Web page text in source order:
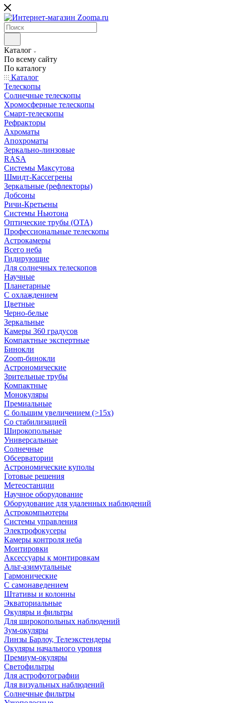
Каталог
По всему сайту
По каталогу
Каталог
Телескопы
Солнечные телескопы
Хромосферные телескопы
Смарт-телескопы
Рефракторы
Ахроматы
Апохроматы
Зеркально-линзовые
RASA
Системы Максутова
Шмидт-Кассегрены
Зеркальные (рефлекторы)
Добсоны
Ричи-Кретьены
Системы Ньютона
Оптические трубы (OTA)
Профессиональные телескопы
Астрокамеры
Всего неба
Гидирующие
Для солнечных телескопов
Научные
Планетарные
С охлаждением
Цветные
Черно-белые
Зеркальные
Камеры 360 градусов
Компактные экспертные
Бинокли
Zoom-бинокли
Астрономические
Зрительные трубы
Компактные
Монокуляры
Премиальные
С большим увеличением (>15x)
Со стабилизацией
Широкопольные
Универсальные
Солнечные
Обсерватории
Астрономические куполы
Готовые решения
Метеостанции
Научное оборудование
Оборудование для удаленных наблюдений
Астрокомпьютеры
Системы управления
Электрофокусеры
Камеры контроля неба
Монтировки
Аксессуары к монтировкам
Альт-азимутальные
Гармонические
С самонаведением
Штативы и колонны
Экваториальные
Окуляры и фильтры
Для широкопольных наблюдений
Зум-окуляры
Линзы Барлоу, Телеэкстендеры
Окуляры начального уровня
Премиум-окуляры
Светофильтры
Для астрофотографии
Для визуальных наблюдений
Солнечные фильтры